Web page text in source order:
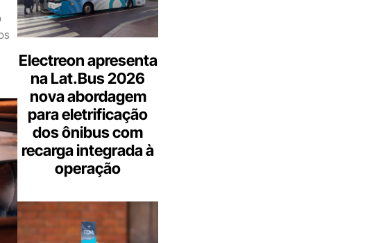
Electreon apresenta
na Lat.Bus 2026
nova abordagem
para eletrificação
dos ônibus com
recarga integrada à
operação